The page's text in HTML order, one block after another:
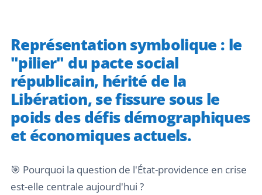
Représentation symbolique : le
"pilier" du pacte social
républicain, hérité de la
Libération, se fissure sous le
poids des défis démographiques
et économiques actuels.
🎯 Pourquoi la question de l'État-providence en crise
est-elle centrale aujourd'hui ?